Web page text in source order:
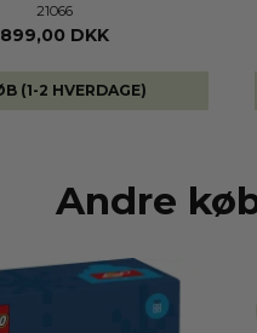
21066
899,00 DKK
KØB (1-2 HVERDAGE)
Andre